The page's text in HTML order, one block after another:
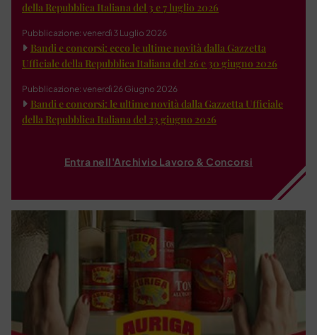
della Repubblica Italiana del 3 e 7 luglio 2026
Pubblicazione: venerdì 3 Luglio 2026
Bandi e concorsi: ecco le ultime novità dalla Gazzetta
Ufficiale della Repubblica Italiana del 26 e 30 giugno 2026
Pubblicazione: venerdì 26 Giugno 2026
Bandi e concorsi: le ultime novità dalla Gazzetta Ufficiale
della Repubblica Italiana del 23 giugno 2026
Entra nell'Archivio Lavoro & Concorsi